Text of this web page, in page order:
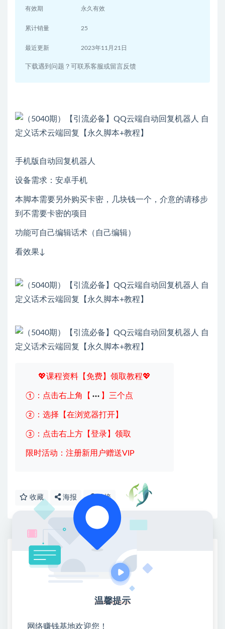
有效期 永久有效
累计销量 25
最近更新 2023年11月21日
下载遇到问题？可联系客服或留言反馈
手机版自动回复机器人
设备需求：安卓手机
本脚本需要另外购买卡密，几块钱一个，介意的请移步
到不需要卡密的项目
功能可自己编辑话术（自己编辑）
看效果↓
💖课程资料【免费】领取教程💖
①：点击右上角【 】三个点
②：选择【在浏览器打开】
③：点击右上方【登录】领取
限时活动：注册新用户赠送VIP
收藏 海报 链接
网赚基地简介
站长微信：无
❤本站：本站整合多方资源站，主要面向互联网创业
类&副业类，资源丰富 物超所值。
各种项目 + 提升网创认知。
温馨提示
网络赚钱基地欢迎您！